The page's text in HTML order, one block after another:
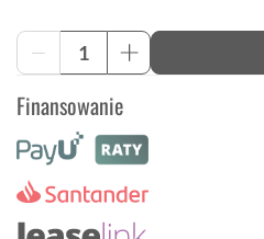
-
ilość
Damska
koszulka
rowerowa
długi
rękaw
Rapha
Core
+
Finansowanie